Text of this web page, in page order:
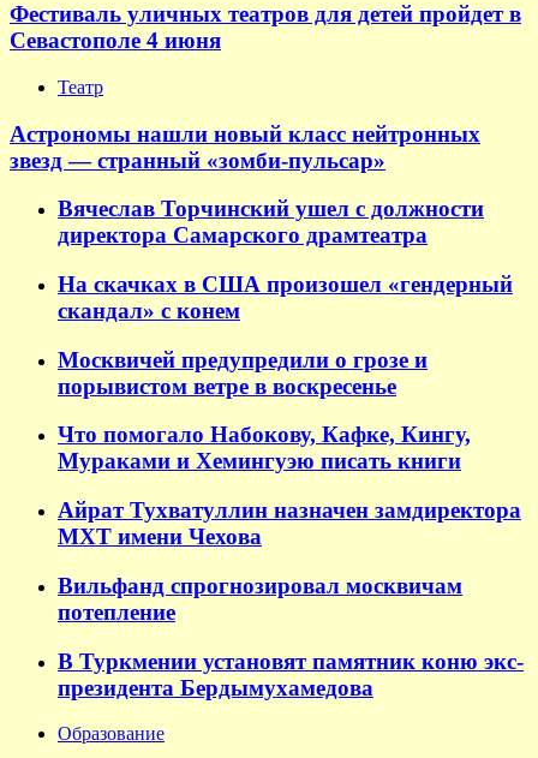
Фестиваль уличных театров для детей пройдет в
Севастополе 4 июня
Театр
Астрономы нашли новый класс нейтронных
звезд — странный «зомби-пульсар»
Вячеслав Торчинский ушел с должности
директора Самарского драмтеатра
На скачках в США произошел «гендерный
скандал» с конем
Москвичей предупредили о грозе и
порывистом ветре в воскресенье
Что помогало Набокову, Кафке, Кингу,
Мураками и Хемингуэю писать книги
Айрат Тухватуллин назначен замдиректора
МХТ имени Чехова
Вильфанд спрогнозировал москвичам
потепление
В Туркмении установят памятник коню экс-
президента Бердымухамедова
Образование